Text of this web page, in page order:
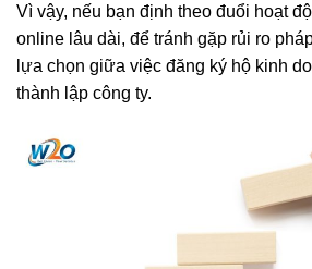
Vì vậy, nếu bạn định theo đuổi hoạt
online lâu dài, để tránh gặp rủi ro
lựa chọn giữa việc đăng ký hộ kinh
thành lập công ty.